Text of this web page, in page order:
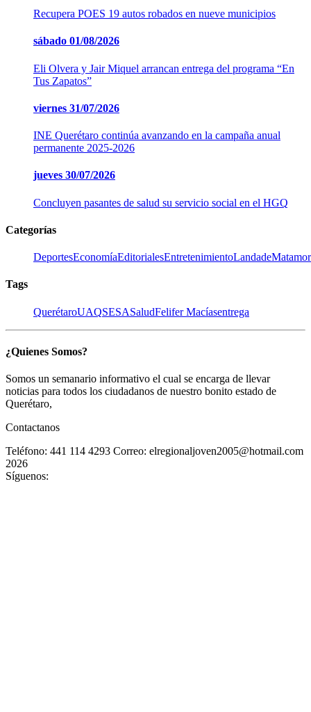
Recupera POES 19 autos robados en nueve municipios
sábado 01/08/2026
Eli Olvera y Jair Miquel arrancan entrega del programa “En
Tus Zapatos”
viernes 31/07/2026
INE Querétaro continúa avanzando en la campaña anual
permanente 2025-2026
jueves 30/07/2026
Concluyen pasantes de salud su servicio social en el HGQ
Categorías
DeportesEconomíaEditorialesEntretenimiento
Tags
QuerétaroUAQSESASaludFelifer Macíasentrega
¿Quienes Somos?
Somos un semanario informativo el cual se encarga de llevar
noticias para todos los ciudadanos de nuestro bonito estado de
Querétaro,
Contactanos
Teléfono: 441 114 4293 Correo: elregionaljoven2005@hotmail.com
2026
Síguenos: